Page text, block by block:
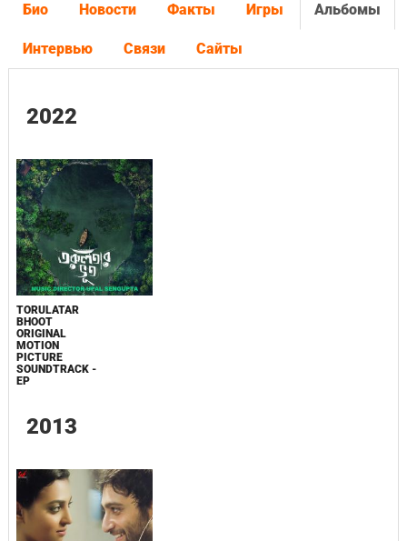
Био Новости Факты Игры Альбомы
Интервью Связи Сайты
2022
TORULATAR
BHOOT
ORIGINAL
MOTION
PICTURE
SOUNDTRACK -
EP
2013